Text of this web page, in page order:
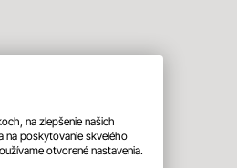
páčiť
na zlepšenie našich
na poskytovanie skvelého
otvorené nastavenia.